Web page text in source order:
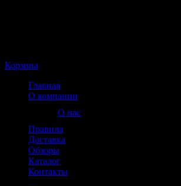
Корзина
Главная
О компании
О нас
Правила
Доставка
Обзоры
Каталог
Контакты